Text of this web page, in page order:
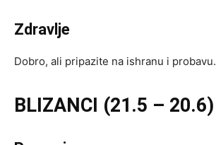
Zdravlje
Dobro, ali pripazite na ishranu i probavu.
BLIZANCI (21.5 – 20.6)